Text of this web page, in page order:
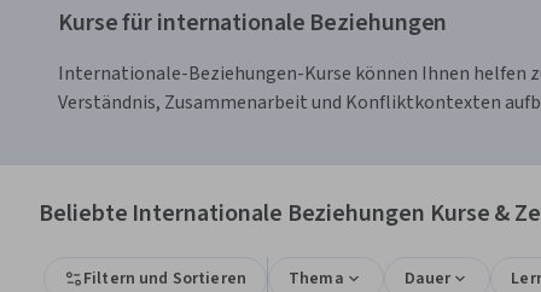
Kurse für internationale Beziehungen
Internationale-Beziehungen-Kurse können Ihnen helfen
Verständnis, Zusammenarbeit und Konfliktkontexten
Beliebte Internationale Beziehungen Kurse &
Filtern und Sortieren Thema Dauer